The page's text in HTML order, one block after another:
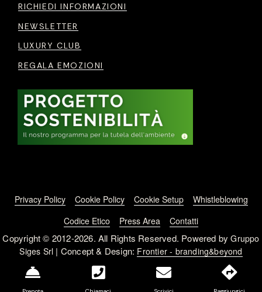
RICHIEDI INFORMAZIONI
NEWSLETTER
LUXURY CLUB
REGALA EMOZIONI
Footer menu
Privacy Policy Cookie Policy Cookie Setup
Whistleblowing
Codice Etico
Press Area Contatti
Copyright © 2012-2026. All Rights Reserved. Powered byGruppo
Siges Srl | Concept & Design: Frontier - branding&beyond